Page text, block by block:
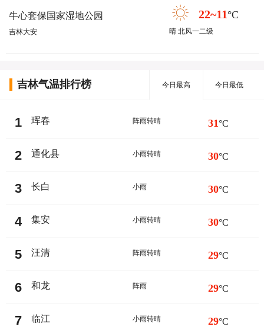
牛心套保国家湿地公园
吉林大安
22~11 °C
晴 北风一二级
吉林气温排行榜 今日最高 今日最低
1 珲春 阵雨转晴 31°C
2 通化县 小雨转晴 30°C
3 长白 小雨 30°C
4 集安 小雨转晴 30°C
5 汪清 阵雨转晴 29°C
6 和龙 阵雨 29°C
7 临江 小雨转晴 29°C